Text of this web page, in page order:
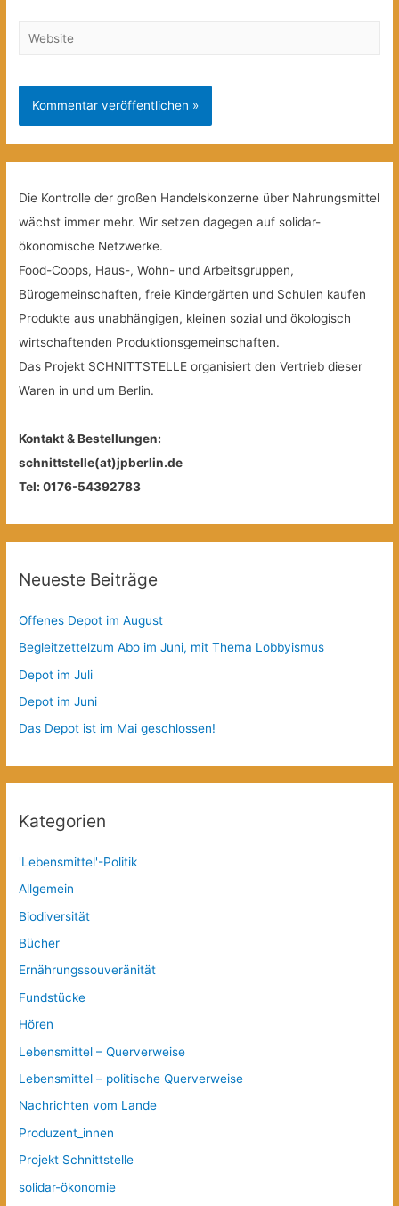
Website
Die Kontrolle der großen Handelskonzerne über Nahrungsmittel
wächst immer mehr. Wir setzen dagegen auf solidar-
ökonomische Netzwerke.
Food-Coops, Haus-, Wohn- und Arbeitsgruppen,
Bürogemeinschaften, freie Kindergärten und Schulen kaufen
Produkte aus unabhängigen, kleinen sozial und ökologisch
wirtschaftenden Produktionsgemeinschaften.
Das Projekt SCHNITTSTELLE organisiert den Vertrieb dieser
Waren in und um Berlin.
Kontakt & Bestellungen:
schnittstelle(at)jpberlin.de
Tel: 0176-54392783
Neueste Beiträge
Offenes Depot im August
Begleitzettelzum Abo im Juni, mit Thema Lobbyismus
Depot im Juli
Depot im Juni
Das Depot ist im Mai geschlossen!
Kategorien
'Lebensmittel'-Politik
Allgemein
Biodiversität
Bücher
Ernährungssouveränität
Fundstücke
Hören
Lebensmittel – Querverweise
Lebensmittel – politische Querverweise
Nachrichten vom Lande
Produzent_innen
Projekt Schnittstelle
solidar-ökonomie